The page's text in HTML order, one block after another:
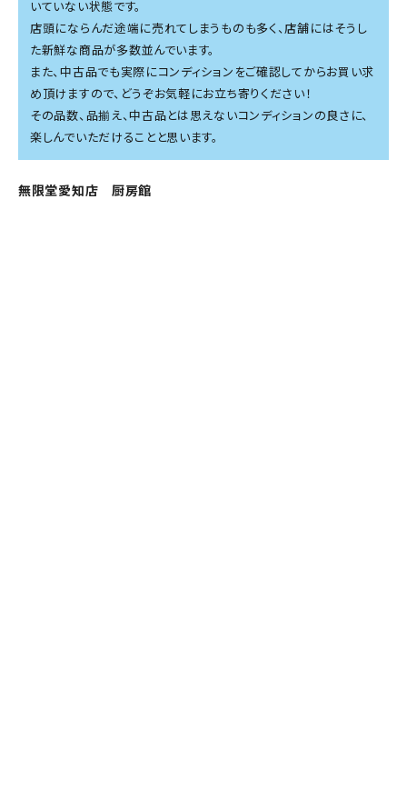
いていない状態です。
店頭にならんだ途端に売れてしまうものも多く、店舗にはそうし
た新鮮な商品が多数並んでいます。
また、中古品でも実際にコンディションをご確認してからお買い求
め頂けますので、どうぞお気軽にお立ち寄りください！
その品数、品揃え、中古品とは思えないコンディションの良さに、
楽しんでいただけることと思います。
無限堂愛知店 厨房館